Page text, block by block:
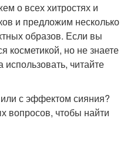
о всех хитростях и
и предложим несколько
образов. Если вы
косметикой, но не знаете
использовать, читайте
с эффектом сияния?
вопросов, чтобы найти